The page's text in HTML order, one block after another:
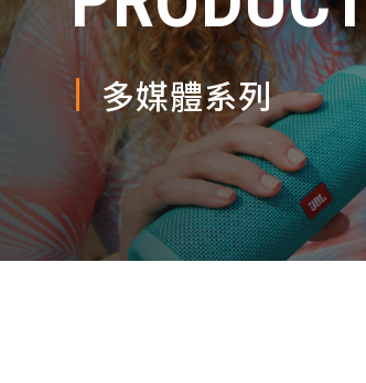
商品分類查詢
請選擇商
多媒體系列